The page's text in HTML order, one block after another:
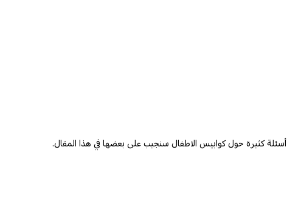
أسئلة كثيرة حول كوابيس الاطفال سنجيب على بعضها في هذا المقال.